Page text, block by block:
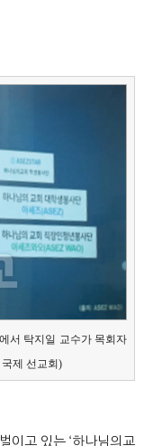
서 탁지일 교수가 목회자
제 선교회)
이고 있는 ‘하나님의교